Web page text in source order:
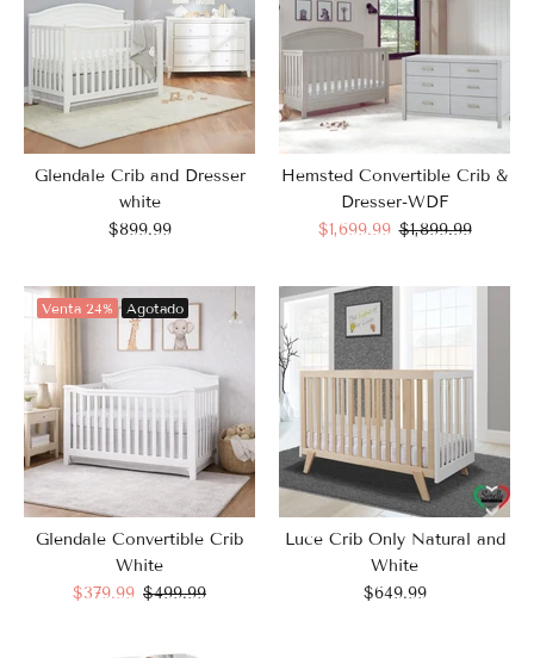
Glendale Crib and Dresser
white
$899.99
Hemsted Convertible Crib &
Dresser-WDF
$1,699.99 $1,899.99
Venta 24% Agotado
Glendale Convertible Crib
White
$379.99 $499.99
Luce Crib Only Natural and
White
$649.99